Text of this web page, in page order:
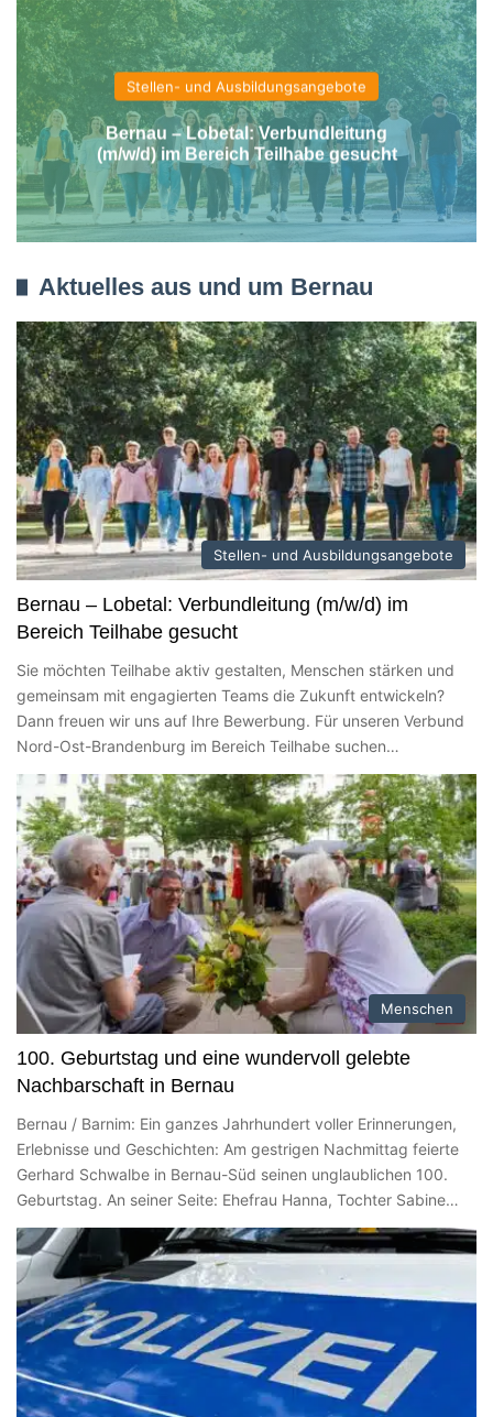
Stellen- und Ausbildungsangebote
Bernau – Lobetal: Verbundleitung
(m/w/d) im Bereich Teilhabe gesucht
Aktuelles aus und um Bernau
Stellen- und Ausbildungsangebote
Bernau – Lobetal: Verbundleitung (m/w/d) im
Bereich Teilhabe gesucht
Sie möchten Teilhabe aktiv gestalten, Menschen stärken und
gemeinsam mit engagierten Teams die Zukunft entwickeln?
Dann freuen wir uns auf Ihre Bewerbung. Für unseren Verbund
Nord-Ost-Brandenburg im Bereich Teilhabe suchen…
Menschen
100. Geburtstag und eine wundervoll gelebte
Nachbarschaft in Bernau
Bernau / Barnim: Ein ganzes Jahrhundert voller Erinnerungen,
Erlebnisse und Geschichten: Am gestrigen Nachmittag feierte
Gerhard Schwalbe in Bernau-Süd seinen unglaublichen 100.
Geburtstag. An seiner Seite: Ehefrau Hanna, Tochter Sabine…